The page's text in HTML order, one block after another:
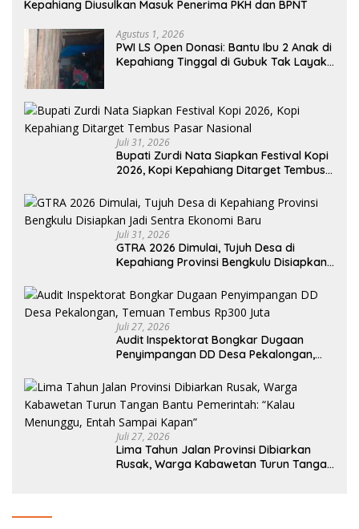
Kepahiang Diusulkan Masuk Penerima PKH dan BPNT
Agustus 1, 2026
PWI LS Open Donasi: Bantu Ibu 2 Anak di
Kepahiang Tinggal di Gubuk Tak Layak
Juli 31, 2026
Bupati Zurdi Nata Siapkan Festival Kopi
2026, Kopi Kepahiang Ditarget Tembus
Juli 31, 2026
GTRA 2026 Dimulai, Tujuh Desa di
Kepahiang Provinsi Bengkulu Disiapkan
Juli 27, 2026
Audit Inspektorat Bongkar Dugaan
Penyimpangan DD Desa Pekalongan,
Juli 27, 2026
Lima Tahun Jalan Provinsi Dibiarkan
Rusak, Warga Kabawetan Turun Tangan